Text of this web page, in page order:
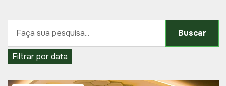
Buscar
Filtrar por data